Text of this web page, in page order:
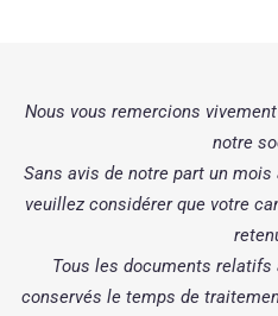
Nous vous remercions
notre
Sans avis de notre part un mois
veuillez considérer que votre
Tous les documents relatifs
conservés le temps de